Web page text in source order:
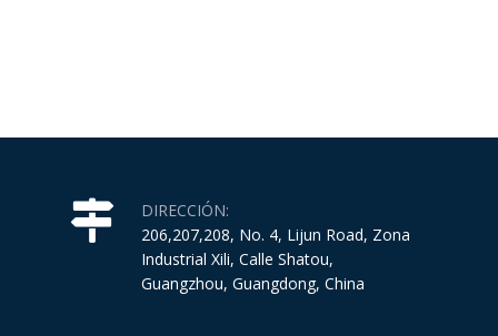
DIRECCIÓN:
206,207,208, No. 4, Lijun Road, Zona
Industrial Xili, Calle Shatou,
Guangzhou, Guangdong, China